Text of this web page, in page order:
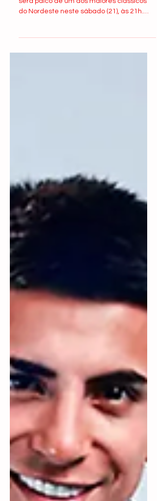
(Foto: Walmir Cirne/AGIF) A Arena Castelão
será palco de um dos maiores clássicos
Fortaleza e...